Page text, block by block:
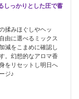
しっかりとした圧で蓄
揉みほぐしやヘッ
由に選べるミックス
減をこまめに確認し
。幻想的なアロマ香
をリセットし明日へ
ジ♪